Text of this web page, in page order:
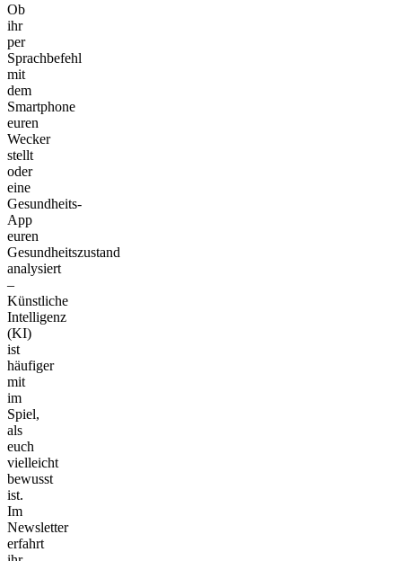
Ob
ihr
per
Sprachbefehl
mit
dem
Smartphone
euren
Wecker
stellt
oder
eine
Gesundheits-
App
euren
Gesundheitszustand
analysiert
–
Künstliche
Intelligenz
(KI)
ist
häufiger
mit
im
Spiel,
als
euch
vielleicht
bewusst
ist.
Im
Newsletter
erfahrt